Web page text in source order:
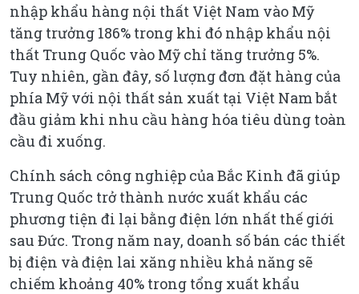
nhập khẩu hàng nội thất Việt Nam vào Mỹ
tăng trưởng 186% trong khi đó nhập khẩu nội
thất Trung Quốc vào Mỹ chỉ tăng trưởng 5%.
Tuy nhiên, gần đây, số lượng đơn đặt hàng của
phía Mỹ với nội thất sản xuất tại Việt Nam bắt
đầu giảm khi nhu cầu hàng hóa tiêu dùng toàn
cầu đi xuống.
Chính sách công nghiệp của Bắc Kinh đã giúp
Trung Quốc trở thành nước xuất khẩu các
phương tiện đi lại bằng điện lớn nhất thế giới
sau Đức. Trong năm nay, doanh số bán các thiết
bị điện và điện lai xăng nhiều khả năng sẽ
chiếm khoảng 40% trong tổng xuất khẩu